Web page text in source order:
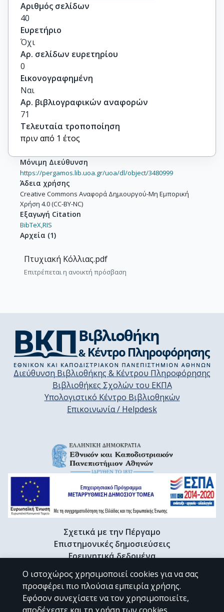
Αριθμός σελίδων
40
Ευρετήριο
Όχι
Αρ. σελίδων ευρετηρίου
0
Εικονογραφημένη
Ναι
Αρ. βιβλιογραφικών αναφορών
71
Τελευταία τροποποίηση
πριν από 1 έτος
Μόνιμη Διεύθυνση
https://pergamos.lib.uoa.gr/uoa/dl/object/3480999
Άδεια χρήσης
Creative Commons Αναφορά Δημιουργού-Μη Εμπορική
Χρήση 4.0 (CC-BY-NC)
Εξαγωγή Citation
BibTeX,RIS
Αρχεία (1)
Πτυχιακή Κόλλιας.pdf
Επιτρέπεται η ανοικτή πρόσβαση
Διεύθυνση Βιβλιοθήκης & Κέντρου Πληροφόρησης
Βιβλιοθήκες Σχολών του ΕΚΠΑ
Υπολογιστικό Κέντρο Βιβλιοθηκών
Επικοινωνία / Helpdesk
Σχετικά με την Πέργαμο
Επιστημονικές δημοσιεύσεις
Ερευνητικά δεδομένα
Διδακτορικές διατριβές & Γκρίζα βιβλιογραφία
Προφίλ Ερευνητή
Ο ιστοχώρος χρησιμοποιεί cookies για να σας
προσφέρει πιο πλούσια εμπειρία χρήσης.
Εφόσον συνεχίσετε να τον χρησιμοποιείτε,